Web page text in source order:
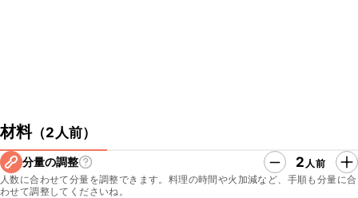
材料（2人前）
分量の調整 2 人前
人数に合わせて分量を調整できます。料理の時間や火加減など、手順も分量に合
わせて調整してくださいね。